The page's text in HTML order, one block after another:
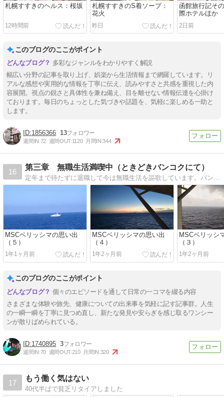
札幌すすきのヘルス：桜坂
12時間前
札幌すすきのS着ソープ：
花火
昨日
函館旅行記そ
際ホテルほか
2日前
このブログのここがポイント
多彩なジャンルをわかりやすく解説
幅広い分野の記事を取り上げ、娯楽から生活情報まで網羅しています。リ
アルな感想や実用的な情報を丁寧に伝え、読みやすさと共感を重視した内
容展開。視点の鋭さと具体性を兼ね備え、目を離せない情報伝達を心掛け
ております。毎日のちょっとした気づきや話題を、気軽に楽しめる一助と
します。
1856366 13
週間IN:72 週間OUT:1120 月間IN:344
16
第三章 無職生活満喫中（ときどきバンコクにて）
MSCベリッシマの思い出
（５）
1年1ヶ月前
MSCベリッシマの思い出
（４）
1年2ヶ月前
MSCベリッシ
（３）
1年2ヶ月前
このブログのここがポイント
個々のエピソードを通して日常の一コマを綴る内容
さまざまな体験や旅先、健康についての出来事を気軽に記す記事群。人生
の一瞬一瞬を丁寧に見つめ直し、新たな発見や安らぎを感じ取るワンシー
ンが散りばめられている。
1740895 3
週間IN:70 週間OUT:210 月間IN:320
17
もう働く気はない
40代半ばで貧乏リタイアしました